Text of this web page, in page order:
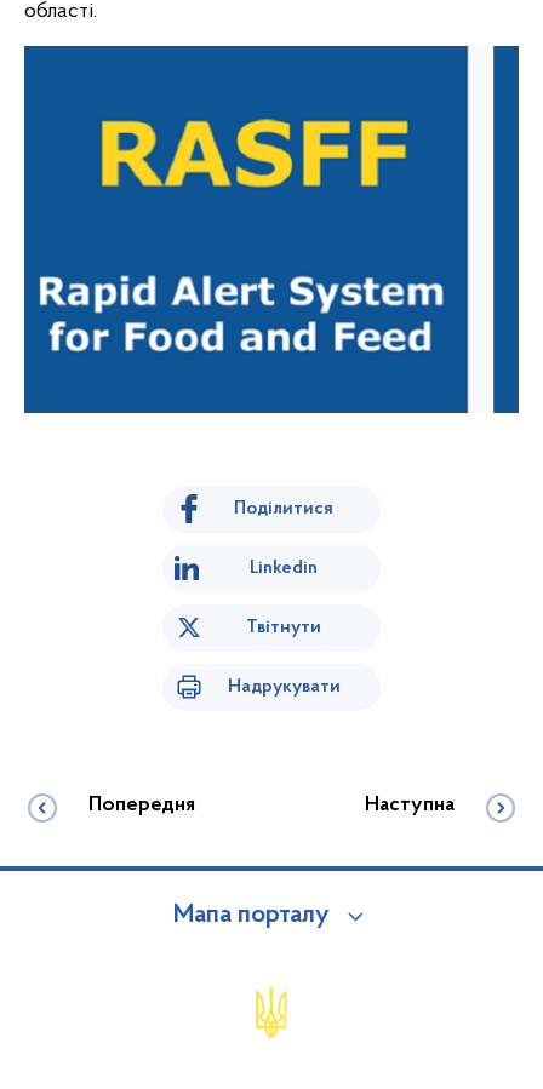
області.
Поділитися
Linkedin
Твітнути
Надрукувати
Попередня Наступна
Мапа порталу